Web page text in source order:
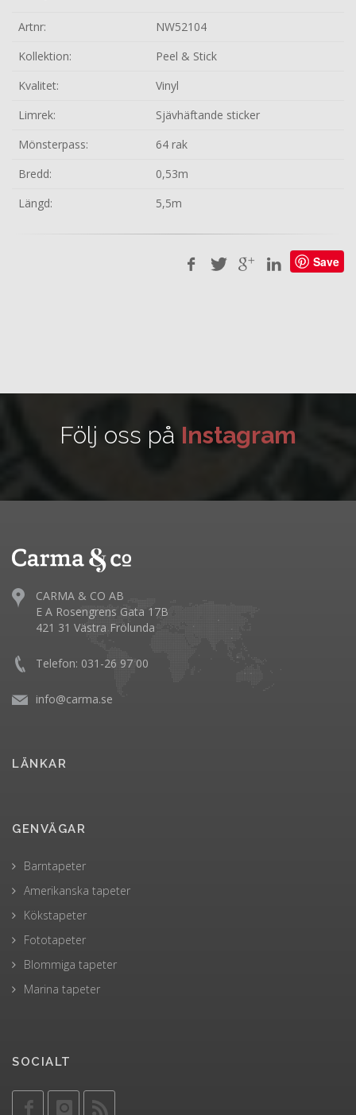
Artnr:
NW52104
Kollektion:
Peel & Stick
Kvalitet:
Vinyl
Limrek:
Sjävhäftande sticker
Mönsterpass:
64 rak
Bredd:
0,53m
Längd:
5,5m
Save
Följ oss på Instagram
CARMA & CO AB
E A Rosengrens Gata 17B
421 31 Västra Frölunda
Telefon: 031-26 97 00
info@carma.se
LÄNKAR
GENVÄGAR
Barntapeter
Amerikanska tapeter
Kökstapeter
Fototapeter
Blommiga tapeter
Marina tapeter
SOCIALT